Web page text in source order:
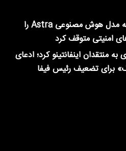
OpenAI توسعه مدل هوش مصنوعی Astra را
امنیتی متوقف کرد
به منتقدان اینفانتینو کرد؛ ادعای
برای تضعیف رئیس فیفا